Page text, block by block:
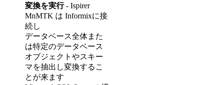
変換を実行- Ispirer
MnMTK は Informixに接
続し
データベース全体また
は特定のデータベース
オブジェクトやスキー
マを抽出し変換するこ
とが来ます